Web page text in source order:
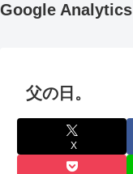
Google Analytics
父の日。
X